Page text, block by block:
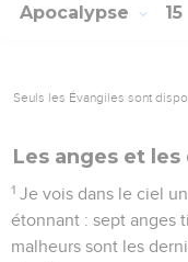
Apocalypse 15
Seuls les Évangiles sont
Les anges et
1 Je vois dans le ciel
étonnant : sept anges
malheurs sont les